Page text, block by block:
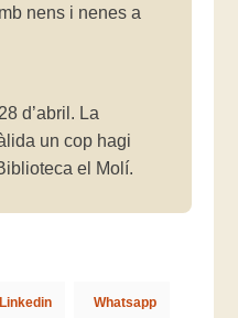
nens i nenes a
d’abril. La
un cop hagi
el Molí.
Linkedin Whatsapp